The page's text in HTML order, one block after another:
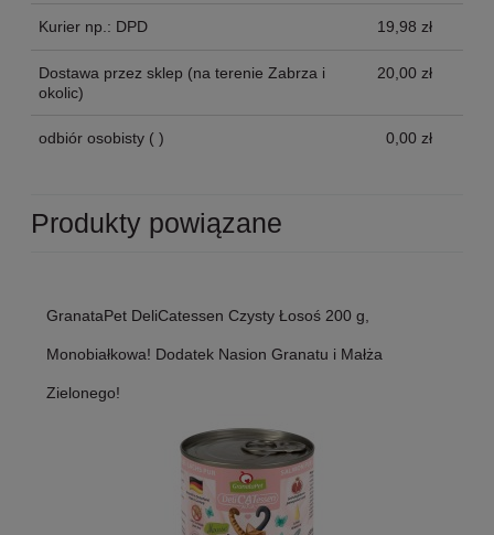
Kurier np.: DPD 19,98 zł
Dostawa przez sklep (na terenie Zabrza i
okolic)
20,00 zł
odbiór osobisty ( ) 0,00 zł
Produkty powiązane
GranataPet DeliCatessen Czysty Łosoś 200 g,
Monobiałkowa! Dodatek Nasion Granatu i Małża
Zielonego!